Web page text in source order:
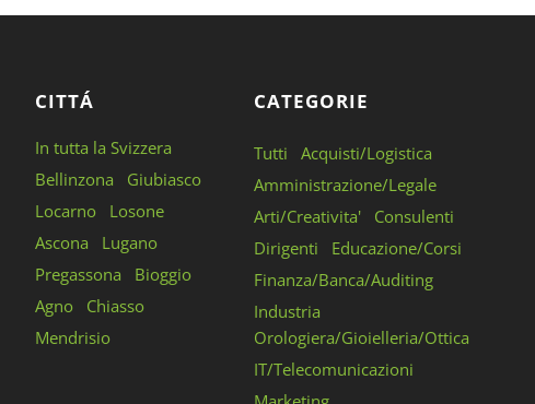
CITTÁ
In tutta la Svizzera
Bellinzona
Giubiasco
Locarno
Losone
Ascona
Lugano
Pregassona
Bioggio
Agno
Chiasso
Mendrisio
CATEGORIE
Tutti
Acquisti/Logistica
Amministrazione/Legale
Arti/Creativita'
Consulenti
Dirigenti
Educazione/Corsi
Finanza/Banca/Auditing
Industria
Orologiera/Gioielleria/Ottica
IT/Telecomunicazioni